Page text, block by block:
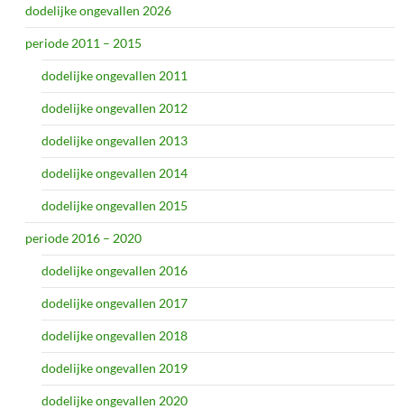
dodelijke ongevallen 2026
periode 2011 – 2015
dodelijke ongevallen 2011
dodelijke ongevallen 2012
dodelijke ongevallen 2013
dodelijke ongevallen 2014
dodelijke ongevallen 2015
periode 2016 – 2020
dodelijke ongevallen 2016
dodelijke ongevallen 2017
dodelijke ongevallen 2018
dodelijke ongevallen 2019
dodelijke ongevallen 2020